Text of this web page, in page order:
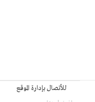
للأتصال بإدارة الموقع